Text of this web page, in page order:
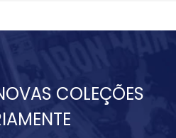
COLEÇÕES